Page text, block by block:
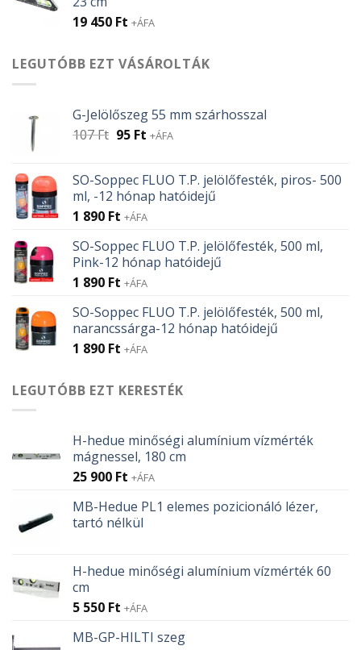
19 450 Ft +ÁFA
LEGUTÓBB EZT VÁSÁROLTÁK
G-Jelölőszeg 55 mm szárhosszal
107Ft Original
107 Ft.
95 FtCurrent
95 Ft.
+ÁFA
SO-Soppec FLUO T.P. jelölőfesték, piros- 500
ml, -12 hónap hatóidejű
1 890 Ft +ÁFA
SO-Soppec FLUO T.P. jelölőfesték, 500 ml,
Pink-12 hónap hatóidejű
1 890 Ft +ÁFA
SO-Soppec FLUO T.P. jelölőfesték, 500 ml,
narancssárga-12 hónap hatóidejű
1 890 Ft +ÁFA
LEGUTÓBB EZT KERESTÉK
H-hedue minőségi alumínium vízmérték
mágnessel, 180 cm
25 900 Ft +ÁFA
MB-Hedue PL1 elemes pozicionáló lézer,
tartó nélkül
H-hedue minőségi alumínium vízmérték 60
cm
5 550 Ft +ÁFA
MB-GP-HILTI szeg